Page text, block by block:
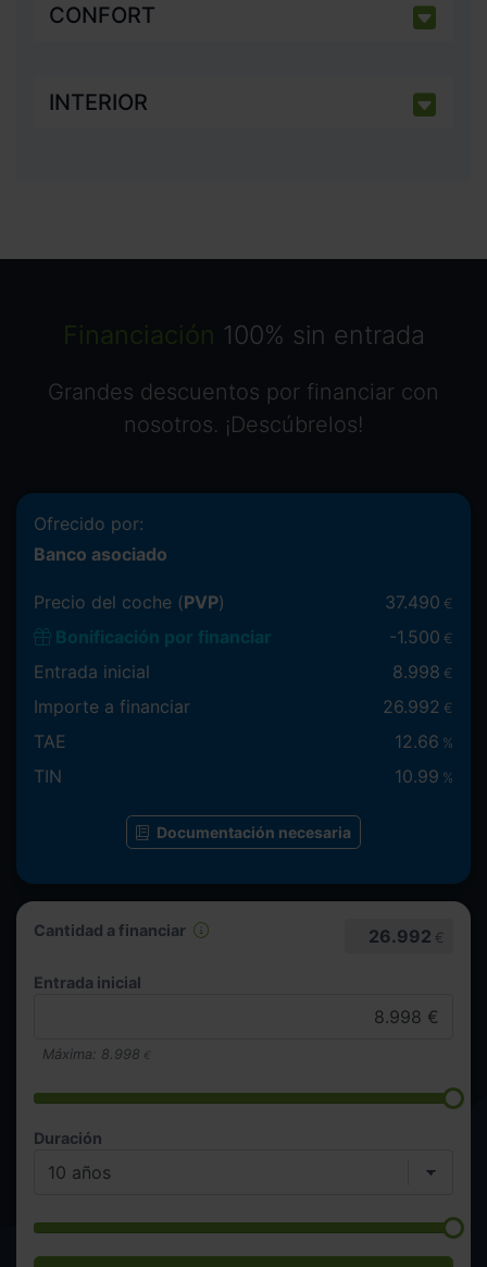
CONFORT
INTERIOR
Financiación 100% sin entrada
Grandes descuentos por financiar con
nosotros. ¡Descúbrelos!
Cantidad a financiar 26.992 €
Entrada inicial
Máxima: 8.998 €
Duración
Ofrecido por:
Banco asociado
Precio del coche (PVP) 37.490 €
Bonificación por financiar -1.500 €
Entrada inicial 8.998 €
Importe a financiar 26.992 €
TAE 12.66 %
TIN 10.99 %
Documentación necesaria